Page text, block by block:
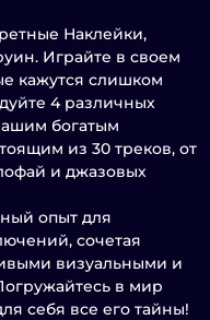
Наклейки,
Играйте в своем
кажутся слишком
4 различных
богатым
из 30 треков, от
и джазовых
опыт для
сочетая
визуальными и
в мир
себя все его тайны!